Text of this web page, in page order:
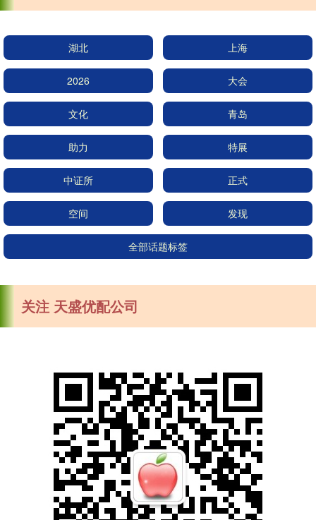
湖北 上海
2026 大会
文化 青岛
助力 特展
中证所 正式
空间 发现
全部话题标签
关注 天盛优配公司